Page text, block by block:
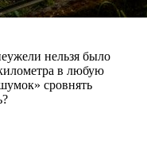
нельзя было
в любую
сровнять